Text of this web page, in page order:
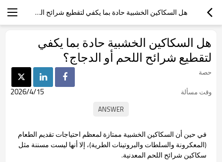
هل السكاكين الخشبية حادة بما يكفي لتقطيع شرائح اللحم أو الدجاج؟
هل السكاكين الخشبية حادة بما يكفي
لتقطيع شرائح اللحم أو الدجاج؟
حصة
وقت مسألة
2026/4/15
في حين أن السكاكين الخشبية ممتازة لمعظم احتياجات تقديم الطعام
(المعكرونة والسلطات والبروتينات الطرية)، إلا أنها ليست مسننة مثل
سكاكين شرائح اللحم المعدنية.